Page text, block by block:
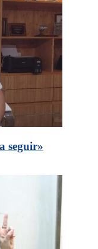
seguir»